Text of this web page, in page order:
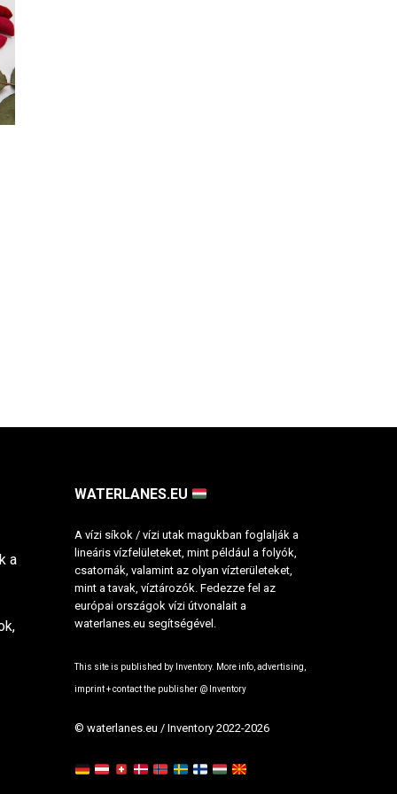
a
WATERLANES.EU
A vízi síkok / vízi utak magukban foglalják a
lineáris vízfelületeket, mint például a folyók,
csatornák, valamint az olyan vízterületeket,
mint a tavak, víztározók. Fedezze fel az
európai országok vízi útvonalait a
waterlanes.eu segítségével.
This site is published by Inventory. More info, advertising,
imprint + contact the publisher @ Inventory
© waterlanes.eu / Inventory 2022-2026